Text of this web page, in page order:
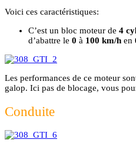
Voici ces caractéristiques:
C’est un bloc moteur de 4
d’abattre le 0 à 100 km/h en
Les performances de ce moteur
galop. Ici pas de blocage, vous
Conduite